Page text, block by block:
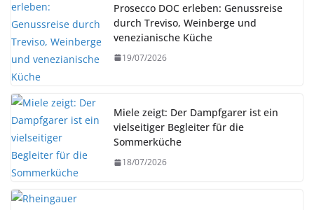
Prosecco DOC erleben: Genussreise
durch Treviso, Weinberge und
venezianische Küche
19/07/2026
Miele zeigt: Der Dampfgarer ist ein
vielseitiger Begleiter für die
Sommerküche
18/07/2026